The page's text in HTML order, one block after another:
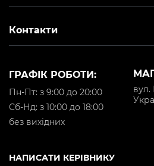
Контакти
вул.
ГРАФІК РОБОТИ:
Пн-Пт: з 9:00 до 20:00
Cб-Нд: з 10:00 до 18:00
без вихідних
НАПИСАТИ КЕРІВНИКУ